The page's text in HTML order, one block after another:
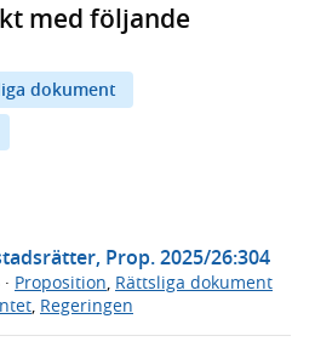
med följande
dokument
Prop. 2025/26:304
· Proposition Rättsliga dokument
Regeringen